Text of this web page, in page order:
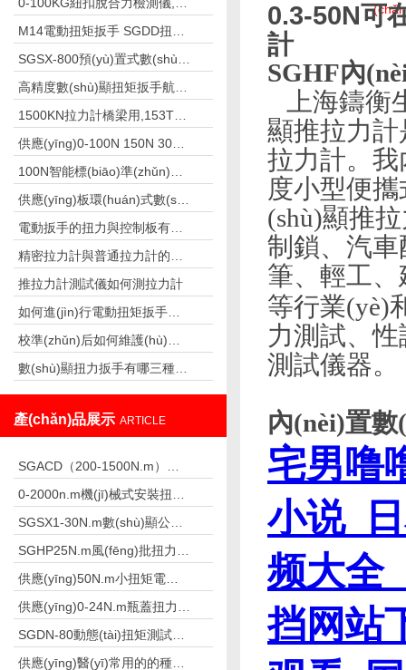
推拉力計測試儀如何測拉力計
產(chǎn)品展示 ARTICLE
0.3-50N可
計
SGHF內
上海鑄衡
顯推拉力計
拉力計
度小型便攜
(shù)顯推拉
制鎖、
筆、輕工
等行業(yè)
力測試、性
測試儀器。
內(nèi)置